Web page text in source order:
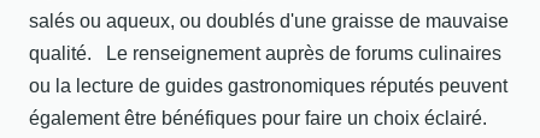
salés ou aqueux, ou doublés d'une graisse de mauvaise
qualité. Le renseignement auprès de forums culinaires
ou la lecture de guides gastronomiques réputés peuvent
également être bénéfiques pour faire un choix éclairé.